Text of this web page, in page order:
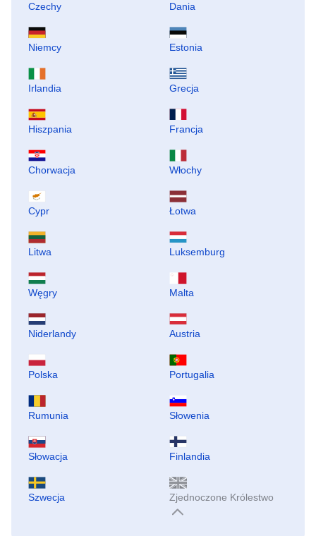
Czechy Dania
Niemcy Estonia
Irlandia Grecja
Hiszpania Francja
Chorwacja Włochy
Cypr Łotwa
Litwa Luksemburg
Węgry Malta
Niderlandy Austria
Polska Portugalia
Rumunia Słowenia
Słowacja Finlandia
Szwecja Zjednoczone Królestwo